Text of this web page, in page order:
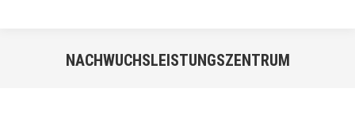
NACHWUCHSLEISTUNGSZENTRUM